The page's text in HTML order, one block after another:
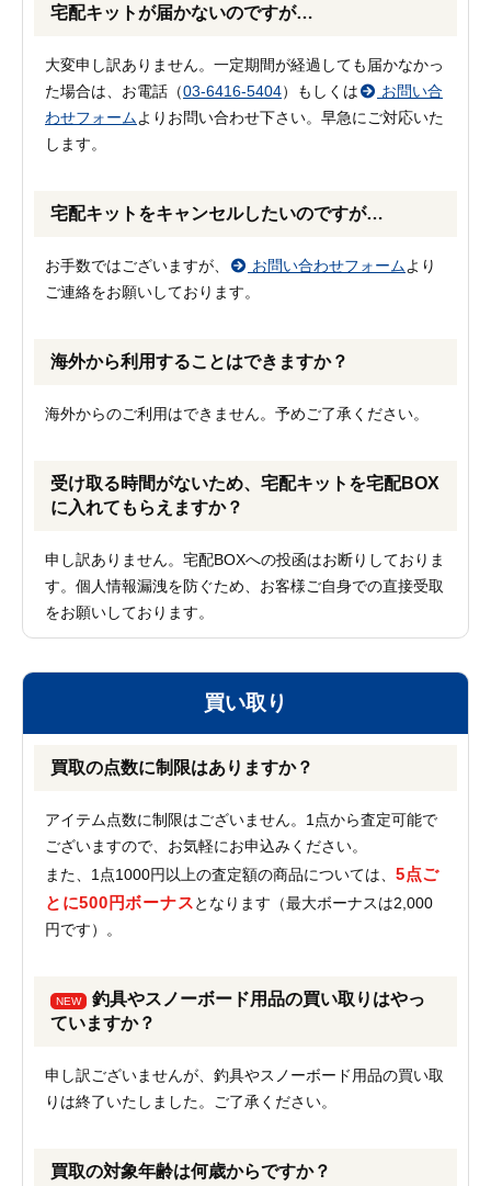
宅配キットが届かないのですが…
大変申し訳ありません。一定期間が経過しても届かなかっ
た場合は、お電話（03-6416-5404）もしくは
お問い合
わせフォームよりお問い合わせ下さい。早急にご対応いた
します。
宅配キットをキャンセルしたいのですが…
お手数ではございますが、 お問い合わせフォームより
ご連絡をお願いしております。
海外から利用することはできますか？
海外からのご利用はできません。予めご了承ください。
受け取る時間がないため、宅配キットを宅配BOX
に入れてもらえますか？
申し訳ありません。宅配BOXへの投函はお断りしておりま
す。個人情報漏洩を防ぐため、お客様ご自身での直接受取
をお願いしております。
買い取り
買取の点数に制限はありますか？
アイテム点数に制限はございません。1点から査定可能で
ございますので、お気軽にお申込みください。
また、1点1000円以上の査定額の商品については、 5点ご
とに500円ボーナス となります（最大ボーナスは2,000
円です）。
NEW
釣具やスノーボード用品の買い取りはやっ
ていますか？
申し訳ございませんが、釣具やスノーボード用品の買い取
りは終了いたしました。ご了承ください。
買取の対象年齢は何歳からですか？